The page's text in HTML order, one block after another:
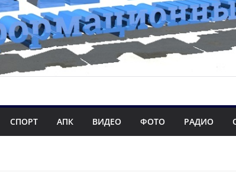
СПОРТ АПК ВИДЕО ФОТО РАДИО